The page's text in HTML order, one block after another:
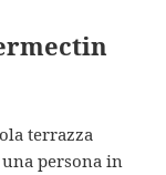
terrazza
persona in